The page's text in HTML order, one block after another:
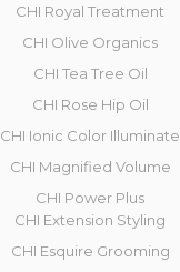
CHI Royal Treatment
CHI Olive Organics
CHI Tea Tree Oil
CHI Rose Hip Oil
CHI Ionic Color Illuminate
CHI Magnified Volume
CHI Power Plus
CHI Extension Styling
CHI Esquire Grooming